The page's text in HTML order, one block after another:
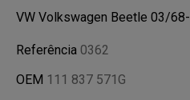
VW Volkswagen Beetle 03/68-
Referência 0362
OEM 111 837 571G